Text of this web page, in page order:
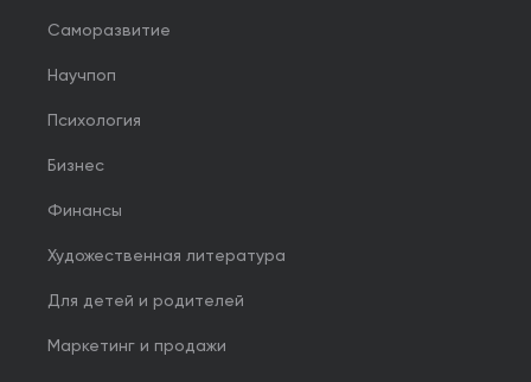
Саморазвитие
Научпоп
Психология
Бизнес
Финансы
Художественная литература
Для детей и родителей
Маркетинг и продажи